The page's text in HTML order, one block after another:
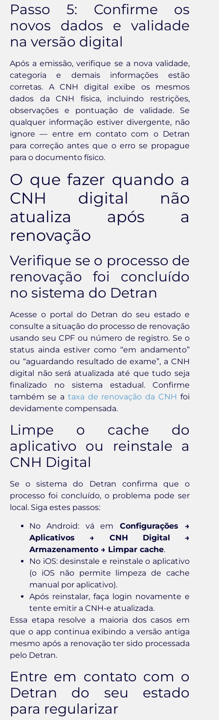
Passo 5: Confirme os
novos dados e validade
na versão digital
Após a emissão, verifique se a nova validade,
categoria e demais informações estão
corretas. A CNH digital exibe os mesmos
dados da CNH física, incluindo restrições,
observações e pontuação de validade. Se
qualquer informação estiver divergente, não
ignore — entre em contato com o Detran
para correção antes que o erro se propague
para o documento físico.
O que fazer quando a
CNH digital não
atualiza após a
renovação
Verifique se o processo de
renovação foi concluído
no sistema do Detran
Acesse o portal do Detran do seu estado e
consulte a situação do processo de renovação
usando seu CPF ou número de registro. Se o
status ainda estiver como “em andamento”
ou “aguardando resultado de exame”, a CNH
digital não será atualizada até que tudo seja
finalizado no sistema estadual. Confirme
também se a taxa de renovação da CNH foi
devidamente compensada.
Limpe o cache do
aplicativo ou reinstale a
CNH Digital
Se o sistema do Detran confirma que o
processo foi concluído, o problema pode ser
local. Siga estes passos:
No Android: vá em Configurações →
Aplicativos → CNH Digital →
Armazenamento → Limpar cache.
No iOS: desinstale e reinstale o aplicativo
(o iOS não permite limpeza de cache
manual por aplicativo).
Após reinstalar, faça login novamente e
tente emitir a CNH-e atualizada.
Essa etapa resolve a maioria dos casos em
que o app continua exibindo a versão antiga
mesmo após a renovação ter sido processada
pelo Detran.
Entre em contato com o
Detran do seu estado
para regularizar